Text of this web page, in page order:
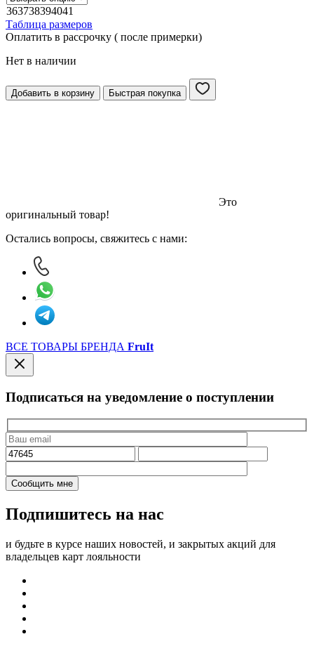
363738394041
Таблица размеров
Оплатить в рассрочку ( после примерки)
Нет в наличии
Добавить в корзину Быстрая покупка
Это
оригинальный товар!
Остались вопросы, свяжитесь с нами:
ВСЕ ТОВАРЫ БРЕНДА FruIt
Подписаться на уведомление о поступлении
Подпишитесь на нас
и будьте в курсе наших новостей, и закрытых акций для
владельцев карт лояльности